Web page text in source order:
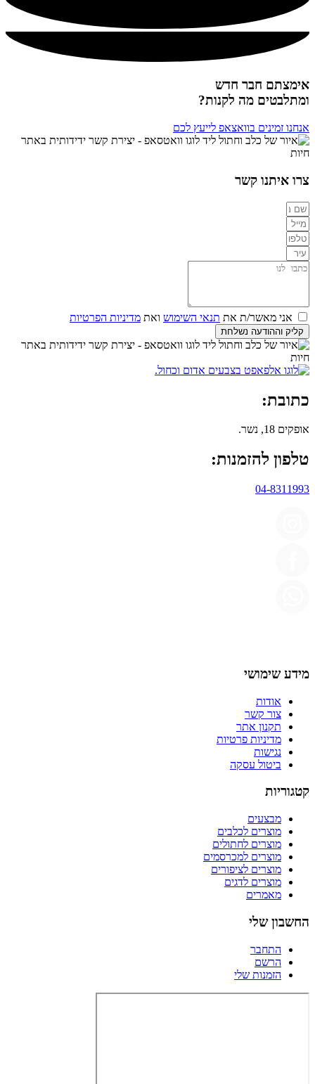
אימצתם חבר חדש
ומתלבטים מה לקנות?
אנחנו זמינים בוואצאפ לייעץ לכם
צרו איתנו קשר
אני מאשר/ת את תנאי השימוש ואת מדיניות הפרטיות
קליק וההודעה נשלחת
כתובת:
אופקים 18, נשר.
טלפון להזמנות:
04-8311993
מידע שימושי
אודות
צור קשר
תקנון אתר
מדיניות פרטיות
נגישות
ביטול עסקה
קטגוריות
מבצעים
מוצרים לכלבים
מוצרים לחתולים
מוצרים למכרסמים
מוצרים לציפורים
מוצרים לדגים
מאמרים
החשבון שלי
התחבר
הרשם
הזמנות שלי